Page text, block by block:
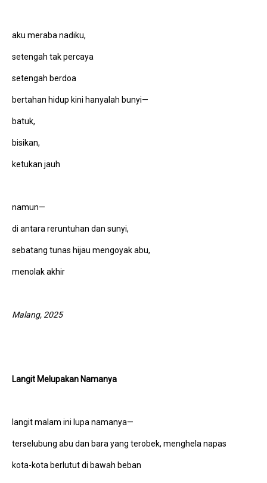
aku meraba nadiku,
setengah tak percaya
setengah berdoa
bertahan hidup kini hanyalah bunyi—
batuk,
bisikan,
ketukan jauh
namun—
di antara reruntuhan dan sunyi,
sebatang tunas hijau mengoyak abu,
menolak akhir
Malang, 2025
Langit Melupakan Namanya
langit malam ini lupa namanya—
terselubung abu dan bara yang terobek, menghela napas
kota-kota berlutut di bawah beban